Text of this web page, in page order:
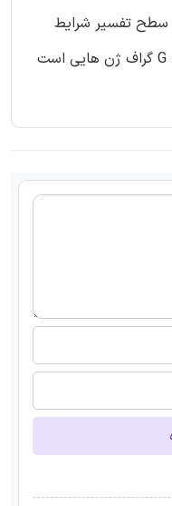
سطح تفسیر شرایط
زیستی BCAL(G) را تعریف کردیم که G گراف ژن هایی است